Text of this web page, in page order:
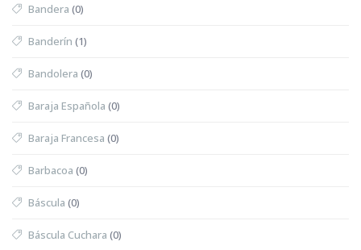
Bandera (0)
Banderín (1)
Bandolera (0)
Baraja Española (0)
Baraja Francesa (0)
Barbacoa (0)
Báscula (0)
Báscula Cuchara (0)